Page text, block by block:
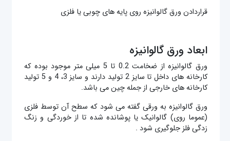
قراردادن ورق‌ گالوانیزه روی پایه های چوبی یا فلزی
ابعاد ورق گالوانیزه
ورق گالوانیزه از ضخامت 0.2 تا 5 میلی متر موجود بوده که
کارخانه های داخل تا سایز 2 تولید دارند و سایز 3، 4 و 5 تولید
کارخانه های خارجی از جمله چین می باشد.
ورق گالوانیزه به ورقی گفته می شود که سطح آن توسط فلزی
(عموما روی) گالوانیک یا پوشانده شده تا از خوردگی و زنگ
زدگی فلز جلوگیری شود .